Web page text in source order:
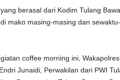
berasal dari Kodim Tulang
mako masing-masing dan
coffee morning ini,
Junaidi, Perwakilan dari PWI